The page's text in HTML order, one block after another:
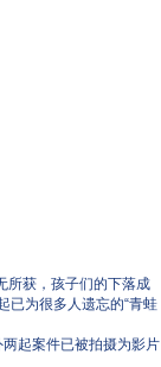
获，孩子们的下落成
已为很多人遗忘的“青蛙
起案件已被拍摄为影片